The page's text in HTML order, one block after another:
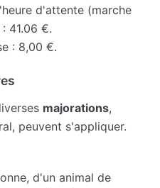
d'attente (marche
41.06 €.
: 8,00 €.
majorations,
peuvent s'appliquer.
d'un animal de